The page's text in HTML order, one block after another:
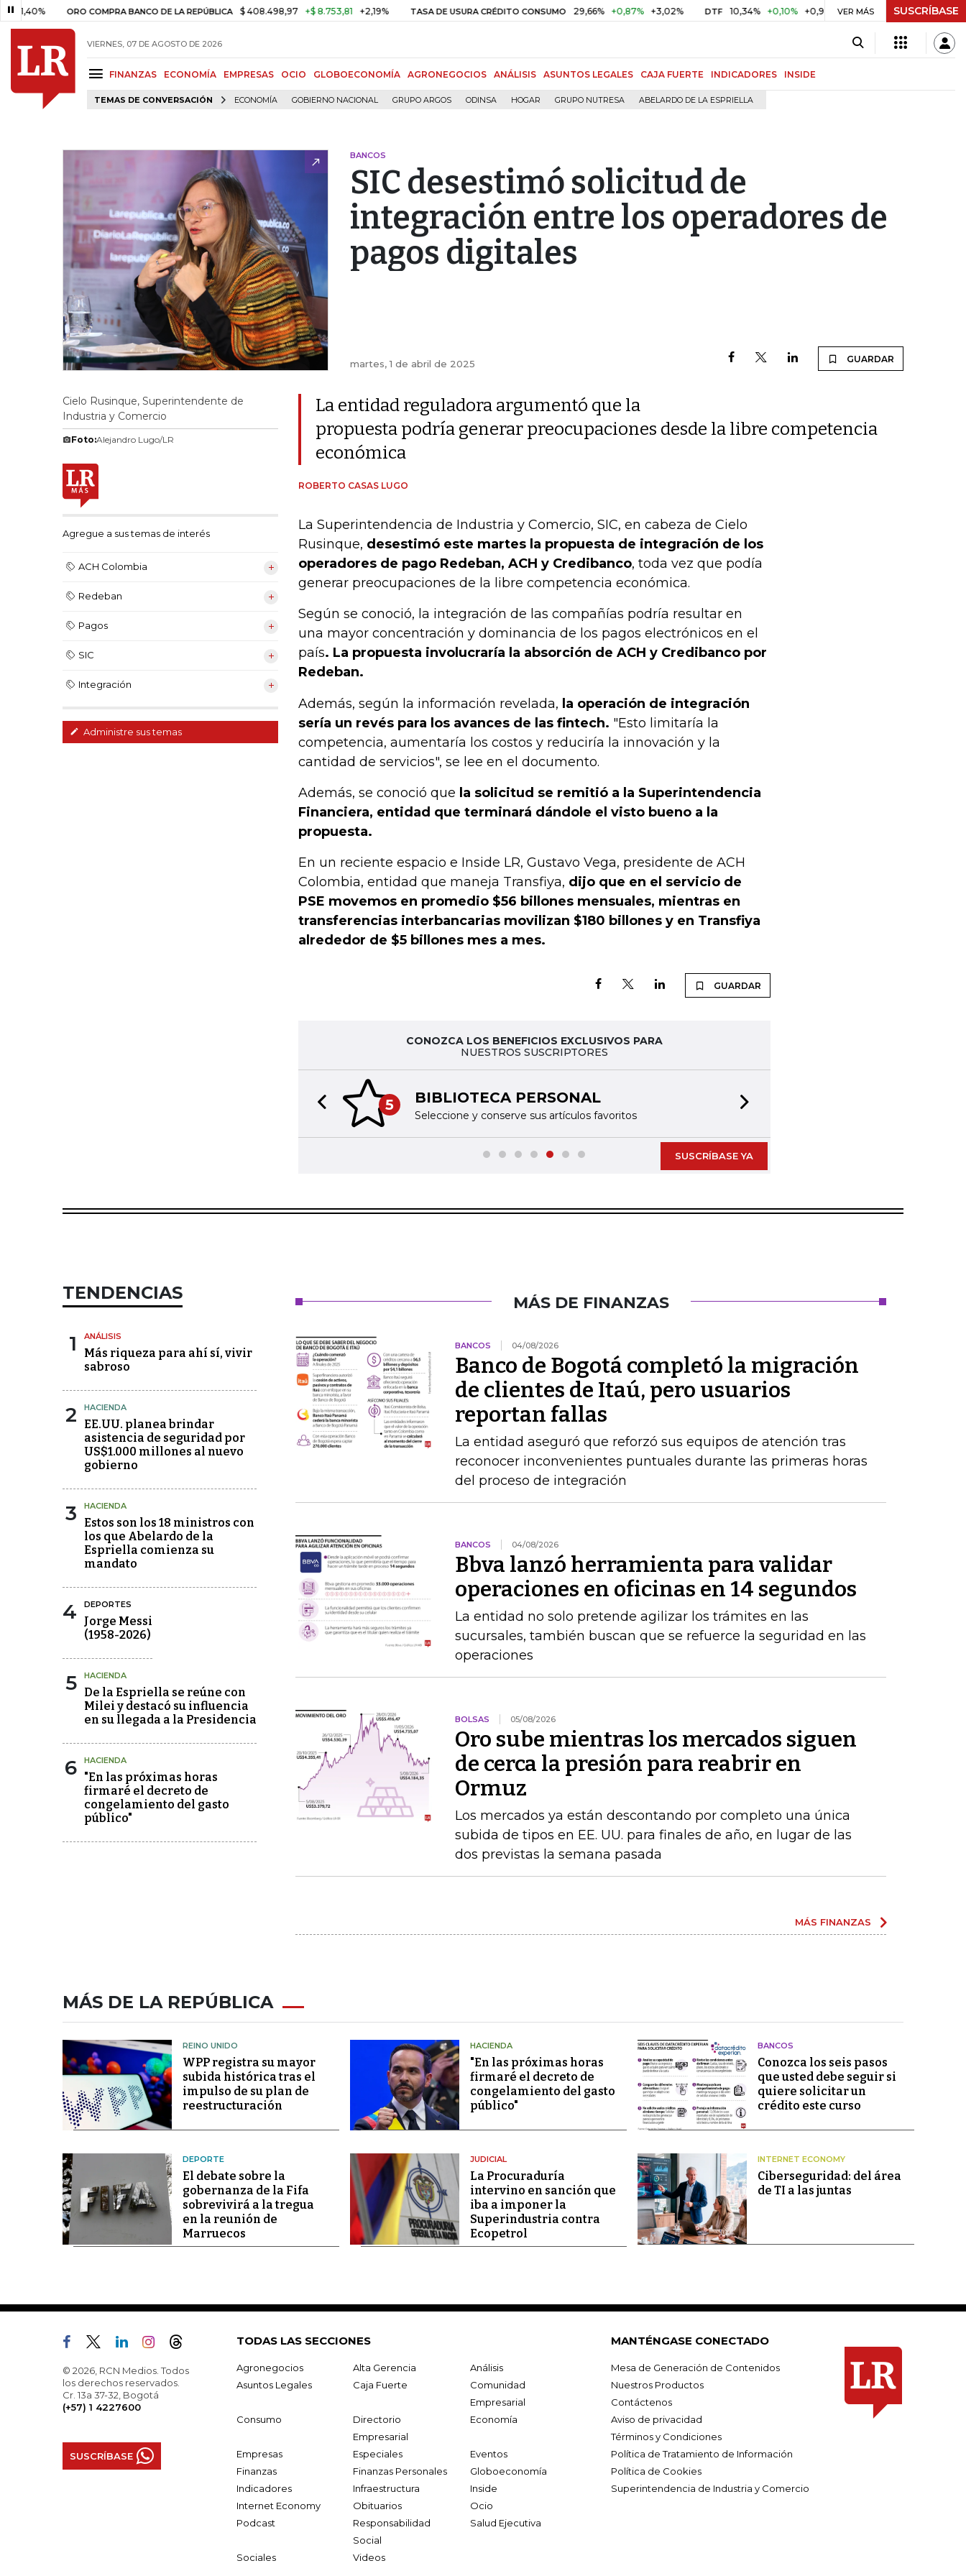
ORO COMPRA BANCO DE LA REPÚBLICA $ 408.498,97 +$ 8.753,81 +2,19% TASA DE USURA CRÉDITO CONSUMO 29,66% +0,87% +3,02% DTF 10,34% +0,10% +0,98% UVR $ 416,96 +$ 0,05 +0,01%
VER MÁS SUSCRÍBASE
VIERNES, 07 DE AGOSTO DE 2026
FINANZAS ECONOMÍA EMPRESAS OCIO GLOBOECONOMÍA AGRONEGOCIOS ANÁLISIS ASUNTOS LEGALES CAJA FUERTE INDICADORES INSIDE
TEMAS DE CONVERSACIÓN ECONOMÍA GOBIERNO NACIONAL GRUPO ARGOS ODINSA HOGAR GRUPO NUTRESA ABELARDO DE LA ESPRIELLA
BANCOS
SIC desestimó solicitud de
integración entre los operadores de
pagos digitales
martes, 1 de abril de 2025 GUARDAR
Cielo Rusinque, Superintendente de
Industria y Comercio
Foto:Alejandro Lugo/LR
Agregue a sus temas de interés
ACH Colombia
Redeban
Pagos
SIC
Integración
Administre sus temas
La entidad reguladora argumentó que la
propuesta podría generar preocupaciones desde la libre competencia
económica
ROBERTO CASAS LUGO
La Superintendencia de Industria y Comercio, SIC, en cabeza de Cielo
Rusinque, desestimó este martes la propuesta de integración de los
operadores de pago Redeban, ACH y Credibanco, toda vez que podía
generar preocupaciones de la libre competencia económica.
Según se conoció, la integración de las compañías podría resultar en
una mayor concentración y dominancia de los pagos electrónicos en el
país. La propuesta involucraría la absorción de ACH y Credibanco por
Redeban.
Además, según la información revelada, la operación de integración
sería un revés para los avances de las fintech. "Esto limitaría la
competencia, aumentaría los costos y reduciría la innovación y la
cantidad de servicios", se lee en el documento.
Además, se conoció que la solicitud se remitió a la Superintendencia
Financiera, entidad que terminará dándole el visto bueno a la
propuesta.
En un reciente espacio e Inside LR, Gustavo Vega, presidente de ACH
Colombia, entidad que maneja Transfiya, dijo que en el servicio de
PSE movemos en promedio $56 billones mensuales, mientras en
transferencias interbancarias movilizan $180 billones y en Transfiya
alrededor de $5 billones mes a mes.
GUARDAR
CONOZCA LOS BENEFICIOS EXCLUSIVOS PARA
NUESTROS SUSCRIPTORES
5 BIBLIOTECA PERSONAL
Seleccione y conserve sus artículos favoritos
Previous slide
SUSCRÍBASE YA
TENDENCIAS
1 ANÁLISIS
Más riqueza para ahí sí, vivir
sabroso
2 HACIENDA
EE.UU. planea brindar
asistencia de seguridad por
US$1.000 millones al nuevo
gobierno
3 HACIENDA
Estos son los 18 ministros con
los que Abelardo de la
Espriella comienza su
mandato
4 DEPORTES
Jorge Messi
(1958-2026)
5 HACIENDA
De la Espriella se reúne con
Milei y destacó su influencia
en su llegada a la Presidencia
6 HACIENDA
"En las próximas horas
firmaré el decreto de
congelamiento del gasto
público"
MÁS DE FINANZAS
BANCOS 04/08/2026
Banco de Bogotá completó la migración
de clientes de Itaú, pero usuarios
reportan fallas
La entidad aseguró que reforzó sus equipos de atención tras
reconocer inconvenientes puntuales durante las primeras horas
del proceso de integración
BANCOS 04/08/2026
Bbva lanzó herramienta para validar
operaciones en oficinas en 14 segundos
La entidad no solo pretende agilizar los trámites en las
sucursales, también buscan que se refuerce la seguridad en las
operaciones
BOLSAS 05/08/2026
Oro sube mientras los mercados siguen
de cerca la presión para reabrir en
Ormuz
Los mercados ya están descontando por completo una única
subida de tipos en EE. UU. para finales de año, en lugar de las
dos previstas la semana pasada
MÁS FINANZAS
MÁS DE LA REPÚBLICA
REINO UNIDO
WPP registra su mayor
subida histórica tras el
impulso de su plan de
reestructuración
HACIENDA
"En las próximas horas
firmaré el decreto de
congelamiento del gasto
público"
BANCOS
Conozca los seis pasos
que usted debe seguir si
quiere solicitar un
crédito este curso
DEPORTE
El debate sobre la
gobernanza de la Fifa
sobrevivirá a la tregua
en la reunión de
Marruecos
JUDICIAL
La Procuraduría
intervino en sanción que
iba a imponer la
Superindustria contra
Ecopetrol
INTERNET ECONOMY
Ciberseguridad: del área
de TI a las juntas
© 2026, RCN Medios. Todos
los derechos reservados.
Cr. 13a 37-32, Bogotá
(+57) 1 4227600
SUSCRÍBASE
TODAS LAS SECCIONES
Agronegocios Alta Gerencia
Análisis
Asuntos Legales
Caja Fuerte
Comunidad
Empresarial
Consumo
Directorio
Empresarial
Economía
Empresas Especiales
Eventos
Finanzas
Finanzas Personales
Globoeconomía
Indicadores
Infraestructura
Inside
Internet Economy
Obituarios
Ocio
Podcast
Responsabilidad
Social
Salud Ejecutiva
Sociales Videos
MANTÉNGASE CONECTADO
Mesa de Generación de Contenidos
Nuestros Productos
Contáctenos
Aviso de privacidad
Términos y Condiciones
Política de Tratamiento de Información
Política de Cookies
Superintendencia de Industria y Comercio